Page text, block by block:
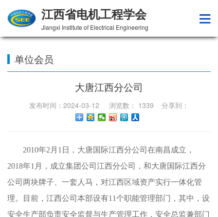
江西省电机工程学会
Jiangxi Institute of Electrical Engineering
单位会员
大唐江西分公司
发布时间：2024-03-12 浏览数： 1339 分享到：
2010年2月1日，大唐国际江西分公司在南昌成立，
2018年1月，成立集团公司江西分公司，和大唐国际江西分
公司两块牌子、一套人马，对江西区域资产实行一体化管
理。目前，江西公司本部设有11个职能管理部门，其中，设
安全生产部负责安全监督与生产管理工作，安全总监兼部门